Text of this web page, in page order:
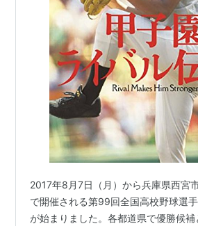
2017年8月7日（月）から兵庫県西宮
で開催される第99回全国高校野球選
が始まりました。各都道県で優勝候